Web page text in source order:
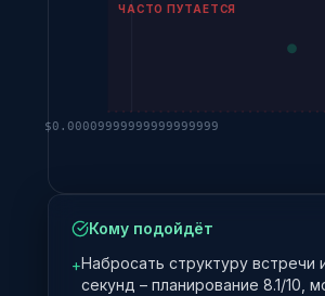
ЧАСТО ПУТАЕТСЯ
$0.00009999999999999999
Кому подойдёт
+Набросать структуру встречи
секунд – планирование 8.1/10,